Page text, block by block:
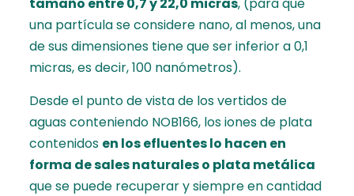
una partícula se considere nano, al menos, una
de sus dimensiones tiene que ser inferior a 0,1
micras, es decir, 100 nanómetros).
Desde el punto de vista de los vertidos de
aguas conteniendo NOB166, los iones de plata
contenidos en los efluentes lo hacen en
forma de sales naturales o plata metálica
que se puede recuperar y siempre en cantidad